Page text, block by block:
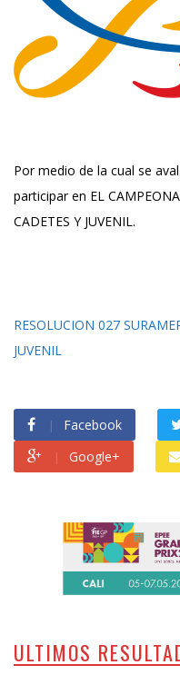
Por medio de la cual se
participar en EL
CADETES Y JUVENIL.
RESOLUCION 027
JUVENIL
Facebook
Google+
ULTIMOS